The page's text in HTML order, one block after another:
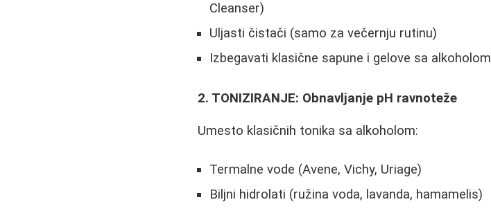
Cleanser)
Uljasti čistači (samo za večernju rutinu)
Izbegavati klasične sapune i gelove sa alkoholom
2. TONIZIRANJE: Obnavljanje pH ravnoteže
Umesto klasičnih tonika sa alkoholom:
Termalne vode (Avene, Vichy, Uriage)
Biljni hidrolati (ružina voda, lavanda, hamamelis)